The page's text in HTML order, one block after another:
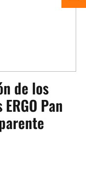
de los
Pan